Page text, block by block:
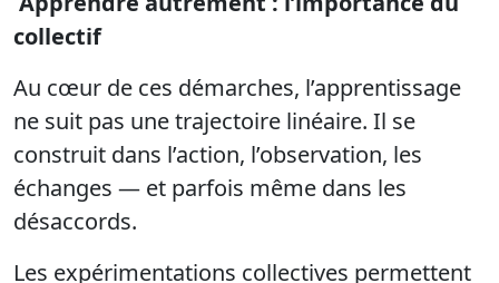
collectif
Au cœur de ces démarches, l’apprentissage
ne suit pas une trajectoire linéaire. Il se
construit dans l’action, l’observation, les
échanges — et parfois même dans les
désaccords.
Les expérimentations collectives permettent